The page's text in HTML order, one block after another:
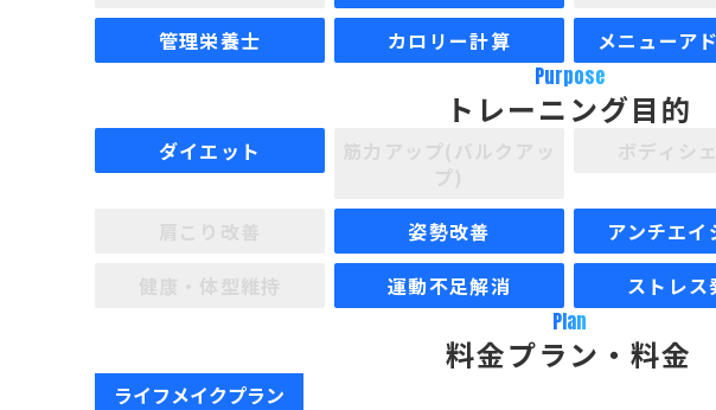
管理栄養士
カロリー計算 メニューア
Purpose
トレーニング目的
ダイエット
姿勢改善 アンチエイ
運動不足解消 ストレス
Plan
料金プラン・料金
ライフメイクプラン